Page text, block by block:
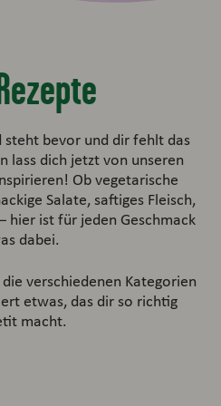
steht bevor und dir fehlt das
lass dich jetzt von unseren
Ob vegetarische
Salate, saftiges Fleisch,
hier ist für jeden Geschmack
dabei.
verschiedenen Kategorien
etwas, das dir so richtig
macht.